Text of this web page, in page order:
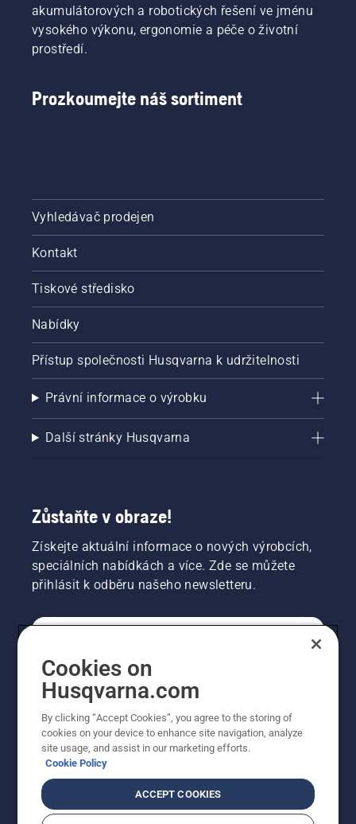
akumulátorových a robotických řešení ve jménu
vysokého výkonu, ergonomie a péče o životní
prostředí.
Prozkoumejte náš sortiment
Vyhledávač prodejen
Kontakt
Tiskové středisko
Nabídky
Přístup společnosti Husqvarna k udržitelnosti
Právní informace o výrobku
Další stránky Husqvarna
Zůstaňte v obraze!
Získejte aktuální informace o nových výrobcích,
speciálních nabídkách a více. Zde se můžete
přihlásit k odběru našeho newsletteru.
PROFESIONÁLNÍ
Cookies on
Husqvarna.com
By clicking “Accept Cookies”, you agree to the storing of
cookies on your device to enhance site navigation, analyze
site usage, and assist in our marketing efforts.
Cookie Policy
ACCEPT COOKIES